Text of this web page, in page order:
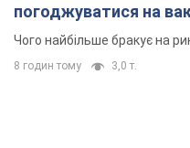
погоджуватися на
Чого найбільше бракує на
8 годин тому 3,0 т.